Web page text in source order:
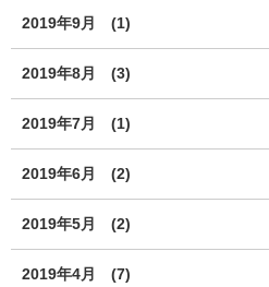
2019年9月 (1)
2019年8月 (3)
2019年7月 (1)
2019年6月 (2)
2019年5月 (2)
2019年4月 (7)